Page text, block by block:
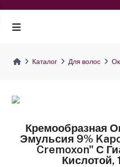
Каталог Для волос
Кремообразная
Эмульсия 9%
Cremoxon" С
Кислотой,